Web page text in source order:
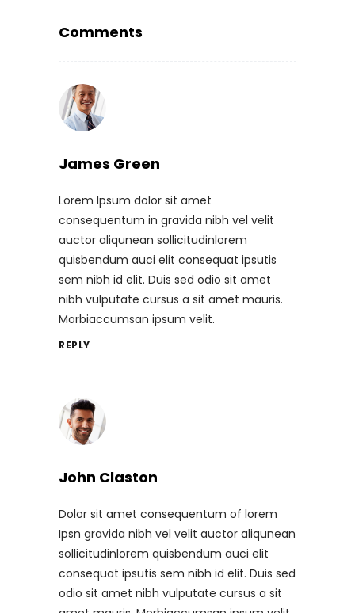
Comments
James Green
Lorem Ipsum dolor sit amet
consequentum in gravida nibh vel velit
auctor aliqunean sollicitudinlorem
quisbendum auci elit consequat ipsutis
sem nibh id elit. Duis sed odio sit amet
nibh vulputate cursus a sit amet mauris.
Morbiaccumsan ipsum velit.
REPLY
John Claston
Dolor sit amet consequentum of lorem
Ipsn gravida nibh vel velit auctor aliqunean
sollicitudinlorem quisbendum auci elit
consequat ipsutis sem nibh id elit. Duis sed
odio sit amet nibh vulputate cursus a sit